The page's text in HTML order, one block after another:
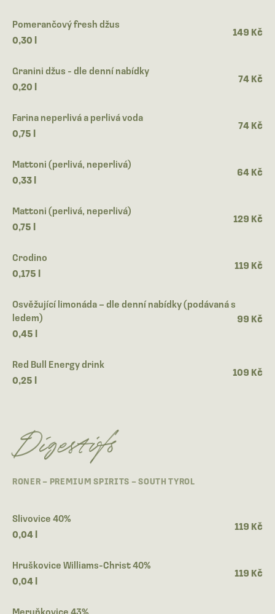
Pomerančový fresh džus
0,30 l
149 Kč
Granini džus - dle denní nabídky
0,20 l
74 Kč
Farina neperlivá a perlivá voda
0,75 l
74 Kč
Mattoni (perlivá, neperlivá)
0,33 l
64 Kč
Mattoni (perlivá, neperlivá)
0,75 l
129 Kč
Crodino
0,175 l
119 Kč
Osvěžující limonáda – dle denní nabídky (podávaná s
ledem)
0,45 l
99 Kč
Red Bull Energy drink
0,25 l
109 Kč
Digestifs
RONER – PREMIUM SPIRITS – SOUTH TYROL
Slivovice 40%
0,04 l
119 Kč
Hruškovice Williams-Christ 40%
0,04 l
119 Kč
Meruňkovice 43%